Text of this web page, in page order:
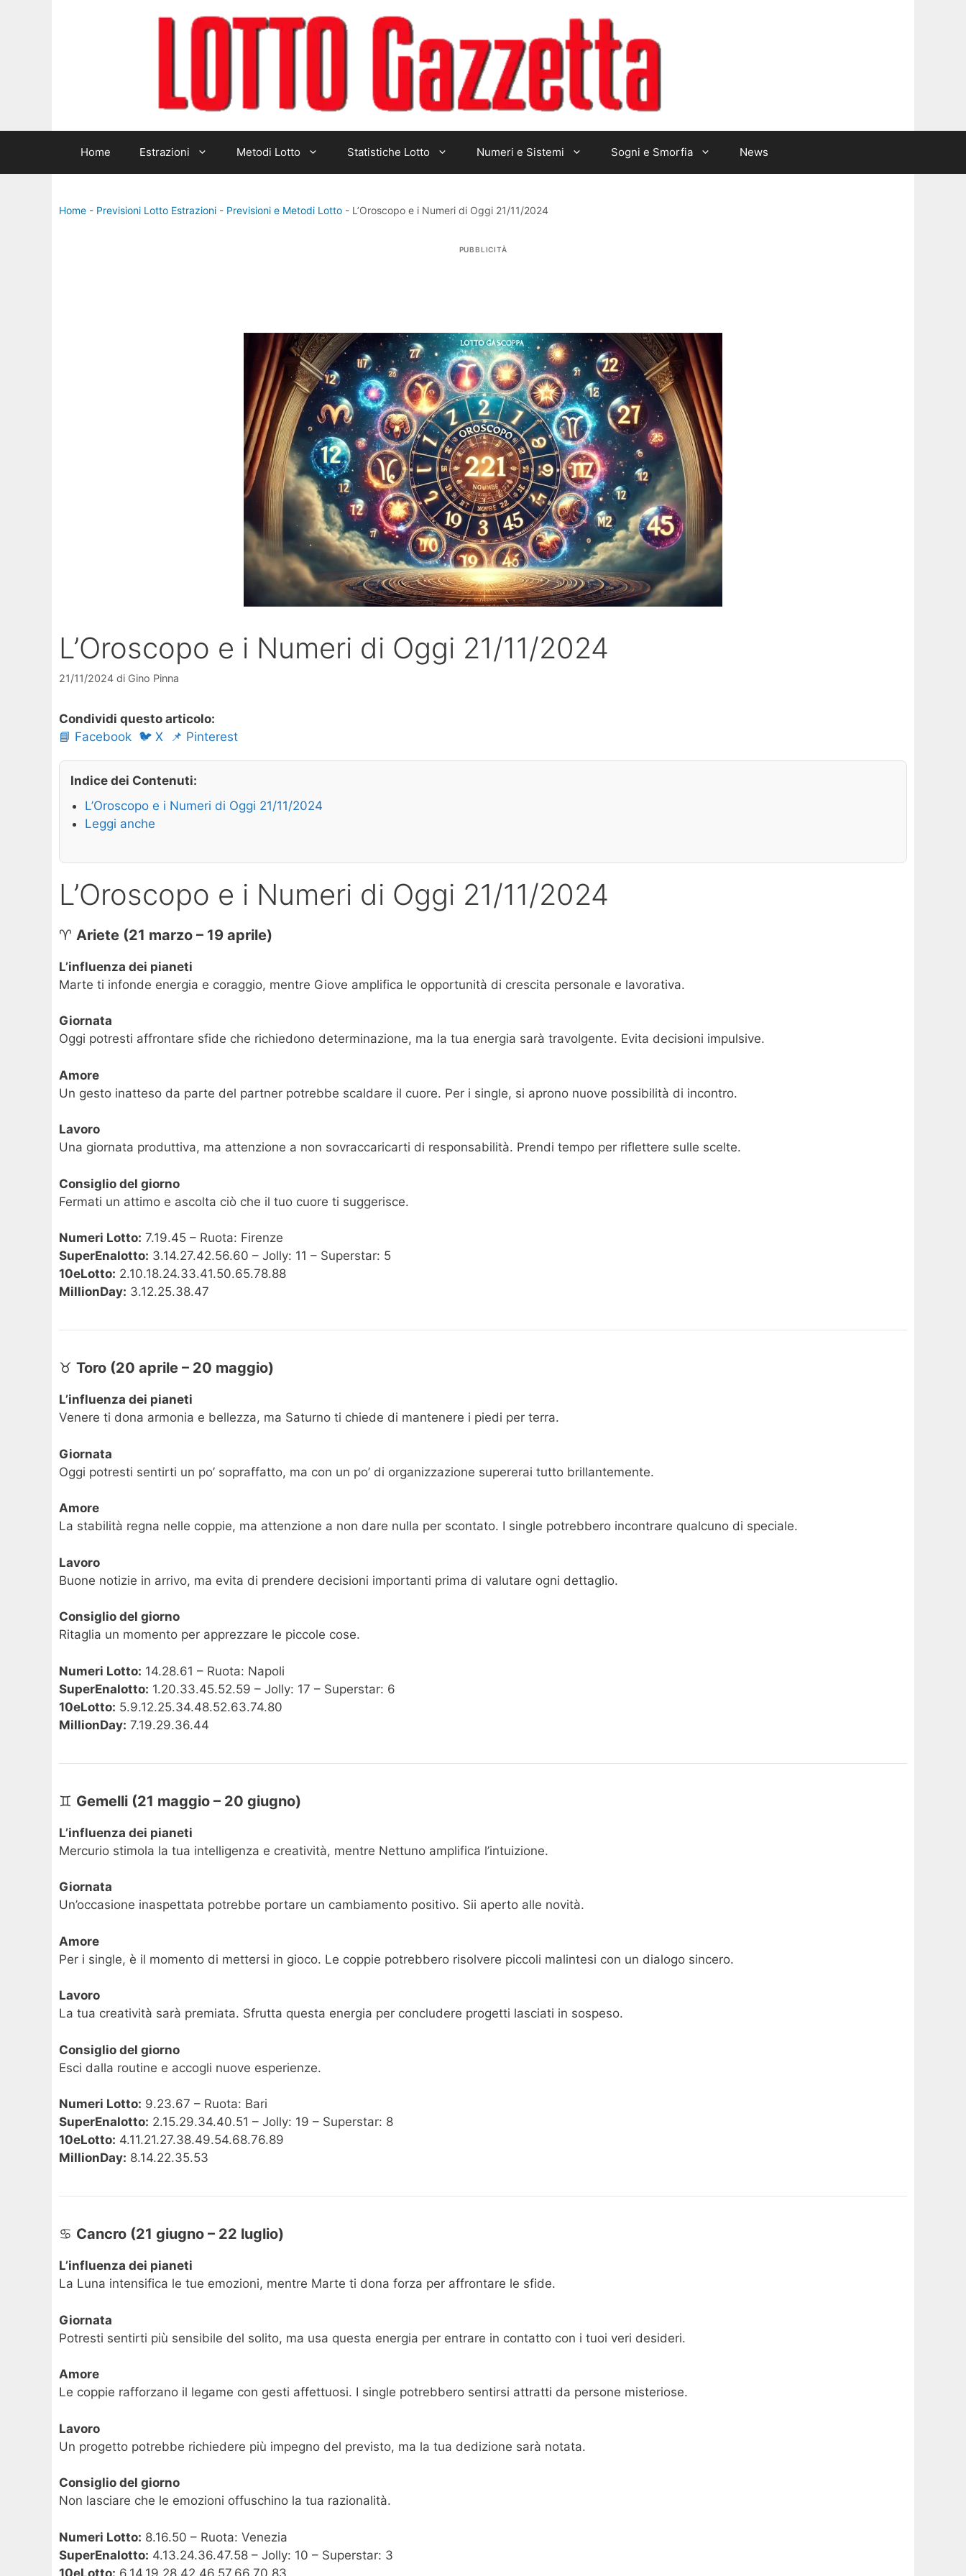
Home Estrazioni Metodi Lotto Statistiche Lotto Numeri e Sistemi Sogni e Smorfia News
Home - Previsioni Lotto Estrazioni - Previsioni e Metodi Lotto - L’Oroscopo e i Numeri di Oggi 21/11/2024
PUBBLICITÀ
L’Oroscopo e i Numeri di Oggi 21/11/2024
21/11/2024 di Gino Pinna
Condividi questo articolo:
📘 Facebook 🐦 X 📌 Pinterest
Indice dei Contenuti:
L’Oroscopo e i Numeri di Oggi 21/11/2024
Leggi anche
L’Oroscopo e i Numeri di Oggi 21/11/2024
♈ Ariete (21 marzo – 19 aprile)
L’influenza dei pianeti
Marte ti infonde energia e coraggio, mentre Giove amplifica le opportunità di crescita personale e lavorativa.
Giornata
Oggi potresti affrontare sfide che richiedono determinazione, ma la tua energia sarà travolgente. Evita decisioni impulsive.
Amore
Un gesto inatteso da parte del partner potrebbe scaldare il cuore. Per i single, si aprono nuove possibilità di incontro.
Lavoro
Una giornata produttiva, ma attenzione a non sovraccaricarti di responsabilità. Prendi tempo per riflettere sulle scelte.
Consiglio del giorno
Fermati un attimo e ascolta ciò che il tuo cuore ti suggerisce.
Numeri Lotto: 7.19.45 – Ruota: Firenze
SuperEnalotto: 3.14.27.42.56.60 – Jolly: 11 – Superstar: 5
10eLotto: 2.10.18.24.33.41.50.65.78.88
MillionDay: 3.12.25.38.47
♉ Toro (20 aprile – 20 maggio)
L’influenza dei pianeti
Venere ti dona armonia e bellezza, ma Saturno ti chiede di mantenere i piedi per terra.
Giornata
Oggi potresti sentirti un po’ sopraffatto, ma con un po’ di organizzazione supererai tutto brillantemente.
Amore
La stabilità regna nelle coppie, ma attenzione a non dare nulla per scontato. I single potrebbero incontrare qualcuno di speciale.
Lavoro
Buone notizie in arrivo, ma evita di prendere decisioni importanti prima di valutare ogni dettaglio.
Consiglio del giorno
Ritaglia un momento per apprezzare le piccole cose.
Numeri Lotto: 14.28.61 – Ruota: Napoli
SuperEnalotto: 1.20.33.45.52.59 – Jolly: 17 – Superstar: 6
10eLotto: 5.9.12.25.34.48.52.63.74.80
MillionDay: 7.19.29.36.44
♊ Gemelli (21 maggio – 20 giugno)
L’influenza dei pianeti
Mercurio stimola la tua intelligenza e creatività, mentre Nettuno amplifica l’intuizione.
Giornata
Un’occasione inaspettata potrebbe portare un cambiamento positivo. Sii aperto alle novità.
Amore
Per i single, è il momento di mettersi in gioco. Le coppie potrebbero risolvere piccoli malintesi con un dialogo sincero.
Lavoro
La tua creatività sarà premiata. Sfrutta questa energia per concludere progetti lasciati in sospeso.
Consiglio del giorno
Esci dalla routine e accogli nuove esperienze.
Numeri Lotto: 9.23.67 – Ruota: Bari
SuperEnalotto: 2.15.29.34.40.51 – Jolly: 19 – Superstar: 8
10eLotto: 4.11.21.27.38.49.54.68.76.89
MillionDay: 8.14.22.35.53
♋ Cancro (21 giugno – 22 luglio)
L’influenza dei pianeti
La Luna intensifica le tue emozioni, mentre Marte ti dona forza per affrontare le sfide.
Giornata
Potresti sentirti più sensibile del solito, ma usa questa energia per entrare in contatto con i tuoi veri desideri.
Amore
Le coppie rafforzano il legame con gesti affettuosi. I single potrebbero sentirsi attratti da persone misteriose.
Lavoro
Un progetto potrebbe richiedere più impegno del previsto, ma la tua dedizione sarà notata.
Consiglio del giorno
Non lasciare che le emozioni offuschino la tua razionalità.
Numeri Lotto: 8.16.50 – Ruota: Venezia
SuperEnalotto: 4.13.24.36.47.58 – Jolly: 10 – Superstar: 3
10eLotto: 6.14.19.28.42.46.57.66.70.83